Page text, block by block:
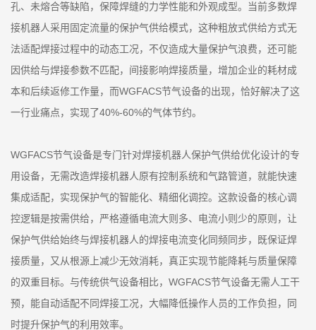
孔、未熔合等缺陷，保障焊缝的力学性能和外观成型。当前多数焊
接机器人采用固定流量的保护气供给模式，这种粗放式供给方式无
法适配焊接过程中的动态工况，不仅造成大量保护气浪费，还可能
因供给与焊接参数不匹配，间接影响焊接质量，增加企业的耗材成
本和后续返修工作量，而WGFACS节气设备的出现，恰好解决了这
一行业痛点，实现了40%-60%的气体节约。
WGFACS节气设备是专门针对焊接机器人保护气供给优化设计的专
用设备，无需改造焊接机器人原有控制系统和气路管道，就能快速
集成适配，实现保护气的智能化、精细化调控。这款设备的核心调
控逻辑是按需供给，严格遵循电流大则多、电流小则少的原则，让
保护气供给始终与焊接机器人的焊接电流变化同频同步，既保证焊
接质量，又从根源上减少无效消耗，真正实现节能降耗与质量保障
的双重目标。与传统供气设备相比，WGFACS节气设备无需人工干
预，能自动适配不同焊接工况，大幅降低操作人员的工作负担，同
时提升保护气的利用效率。